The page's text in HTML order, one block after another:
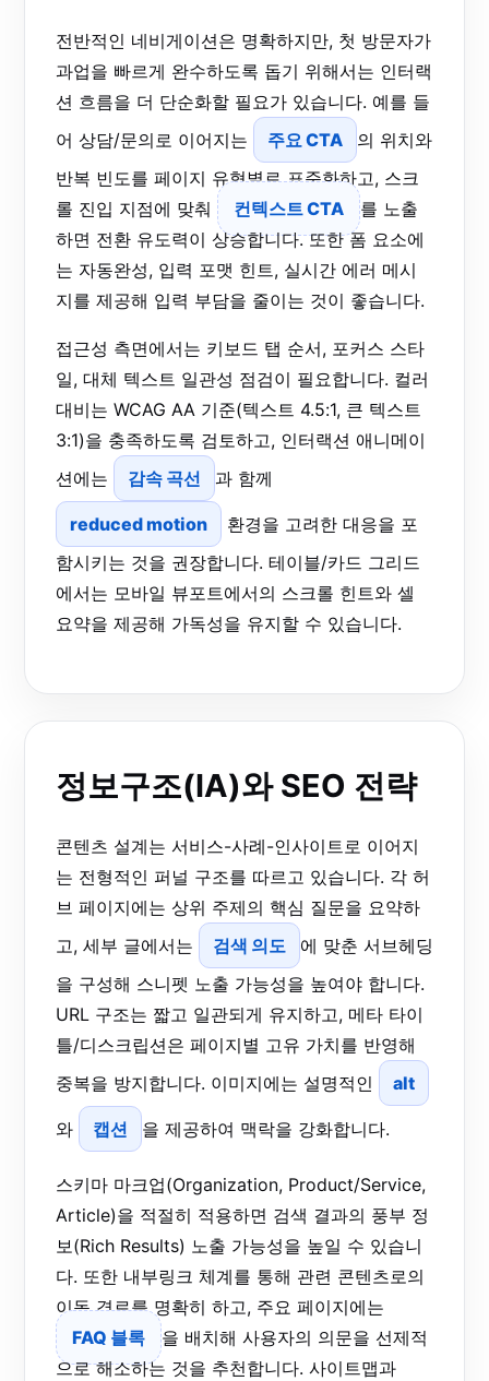
전반적인 네비게이션은 명확하지만, 첫 방문자가
과업을 빠르게 완수하도록 돕기 위해서는 인터랙
션 흐름을 더 단순화할 필요가 있습니다. 예를 들
어 상담/문의로 이어지는
주요 CTA
의 위치와
반복 빈도를 페이지 유형별로 표준화하고, 스크
롤 진입 지점에 맞춰
컨텍스트 CTA
를 노출
하면 전환 유도력이 상승합니다. 또한 폼 요소에
는 자동완성, 입력 포맷 힌트, 실시간 에러 메시
지를 제공해 입력 부담을 줄이는 것이 좋습니다.
접근성 측면에서는 키보드 탭 순서, 포커스 스타
일, 대체 텍스트 일관성 점검이 필요합니다. 컬러
대비는 WCAG AA 기준(텍스트 4.5:1, 큰 텍스트
3:1)을 충족하도록 검토하고, 인터랙션 애니메이
션에는
감속 곡선 과 함께
reduced motion
환경을 고려한 대응을 포
함시키는 것을 권장합니다. 테이블/카드 그리드
에서는 모바일 뷰포트에서의 스크롤 힌트와 셀
요약을 제공해 가독성을 유지할 수 있습니다.
정보구조(IA)와 SEO 전략
콘텐츠 설계는 서비스-사례-인사이트로 이어지
는 전형적인 퍼널 구조를 따르고 있습니다. 각 허
브 페이지에는 상위 주제의 핵심 질문을 요약하
고, 세부 글에서는
검색 의도
에 맞춘 서브헤딩
을 구성해 스니펫 노출 가능성을 높여야 합니다.
URL 구조는 짧고 일관되게 유지하고, 메타 타이
틀/디스크립션은 페이지별 고유 가치를 반영해
중복을 방지합니다. 이미지에는 설명적인
alt
와 캡션 을 제공하여 맥락을 강화합니다.
스키마 마크업(Organization, Product/Service,
Article)을 적절히 적용하면 검색 결과의 풍부 정
보(Rich Results) 노출 가능성을 높일 수 있습니
다. 또한 내부링크 체계를 통해 관련 콘텐츠로의
이동 경로를 명확히 하고, 주요 페이지에는
FAQ 블록
을 배치해 사용자의 의문을 선제적
으로 해소하는 것을 추천합니다. 사이트맵과